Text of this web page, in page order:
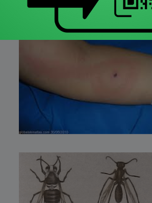
εξοχή, δεν πλησιάζουμε φωλιές ή κυψέλες).